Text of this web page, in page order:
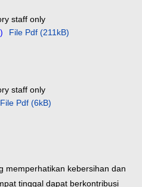
staff only
File Pdf (211kB)
staff only
File Pdf (6kB)
memperhatikan kebersihan dan
tinggal dapat berkontribusi